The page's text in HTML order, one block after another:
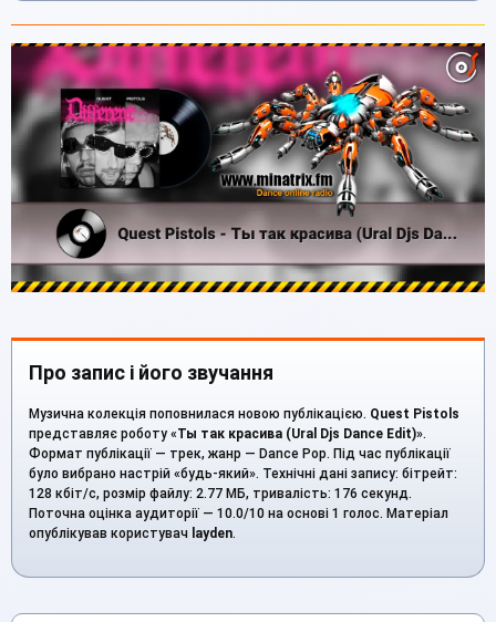
Про запис і його звучання
Музична колекція поповнилася новою публікацією. Quest Pistols
представляє роботу «Ты так красива (Ural Djs Dance Edit)».
Формат публікації — трек, жанр — Dance Pop. Під час публікації
було вибрано настрій «будь-який». Технічні дані запису: бітрейт:
128 кбіт/с, розмір файлу: 2.77 МБ, тривалість: 176 секунд.
Поточна оцінка аудиторії — 10.0/10 на основі 1 голос. Матеріал
опублікував користувач layden.